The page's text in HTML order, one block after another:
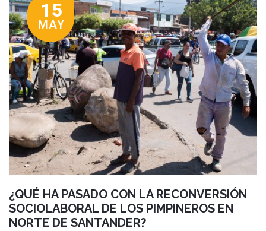
15
MAY
¿QUÉ HA PASADO CON LA RECONVERSIÓN
SOCIOLABORAL DE LOS PIMPINEROS EN
NORTE DE SANTANDER?